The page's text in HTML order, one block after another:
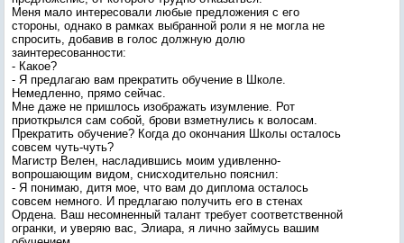
Меня мало интересовали любые предложения с его
стороны, однако в рамках выбранной роли я не могла не
спросить, добавив в голос должную долю
заинтересованности:
- Какое?
- Я предлагаю вам прекратить обучение в Школе.
Немедленно, прямо сейчас.
Мне даже не пришлось изображать изумление. Рот
приоткрылся сам собой, брови взметнулись к волосам.
Прекратить обучение? Когда до окончания Школы осталось
совсем чуть-чуть?
Магистр Велен, насладившись моим удивленно-
вопрошающим видом, снисходительно пояснил:
- Я понимаю, дитя мое, что вам до диплома осталось
совсем немного. И предлагаю получить его в стенах
Ордена. Ваш несомненный талант требует соответственной
огранки, и уверяю вас, Элиара, я лично займусь вашим